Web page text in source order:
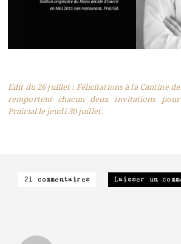
Edit du 26 juillet : Félicitations à la Cantine
remportent chacun deux invitations
Prairial le jeudi 30 juillet.
21 commentaires Laisser un